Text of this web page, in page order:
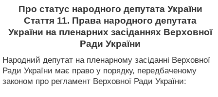
Про статус народного депутата України
Стаття 11. Права народного депутата
України на пленарних засіданнях Верховної
Ради України
Народний депутат на пленарному засіданні Верховної
Ради України має право у порядку, передбаченому
законом про регламент Верховної Ради України: